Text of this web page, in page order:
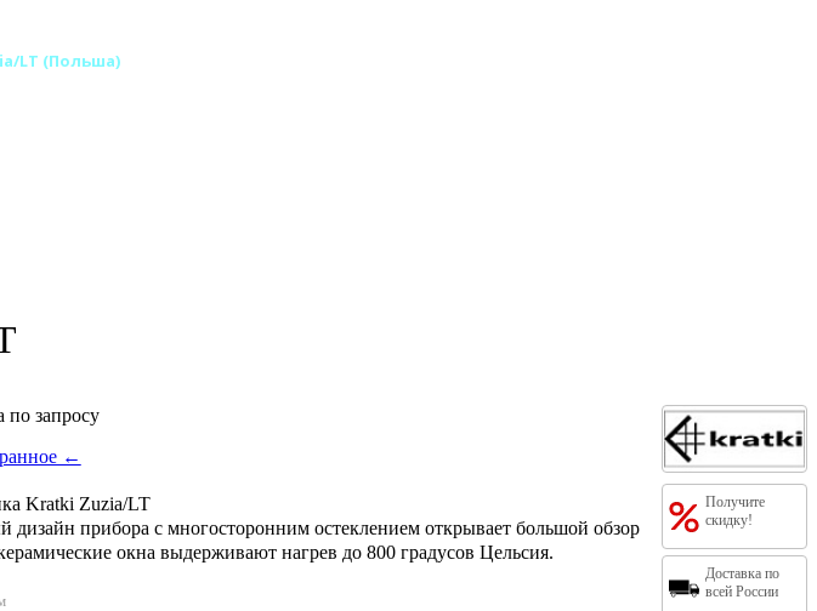
LT (Польша)
Получите
скидку!
Доставка по
всей России
по запросу
←
Kratki Zuzia/LT
дизайн прибора с многосторонним остеклением открывает большой обзор
окна выдерживают нагрев до 800 градусов Цельсия.